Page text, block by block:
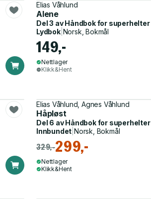
Elias Våhlund
Alene
Del 3 avHåndbok for superhelter
Lydbok| Norsk, Bokmål
149,-
Nettlager
Klikk&Hent
Elias Våhlund, Agnes Våhlund
Håpløst
Del 6 avHåndbok for superhelter
Innbundet |Norsk, Bokmål
329,-299,-
Nettlager
Klikk&Hent